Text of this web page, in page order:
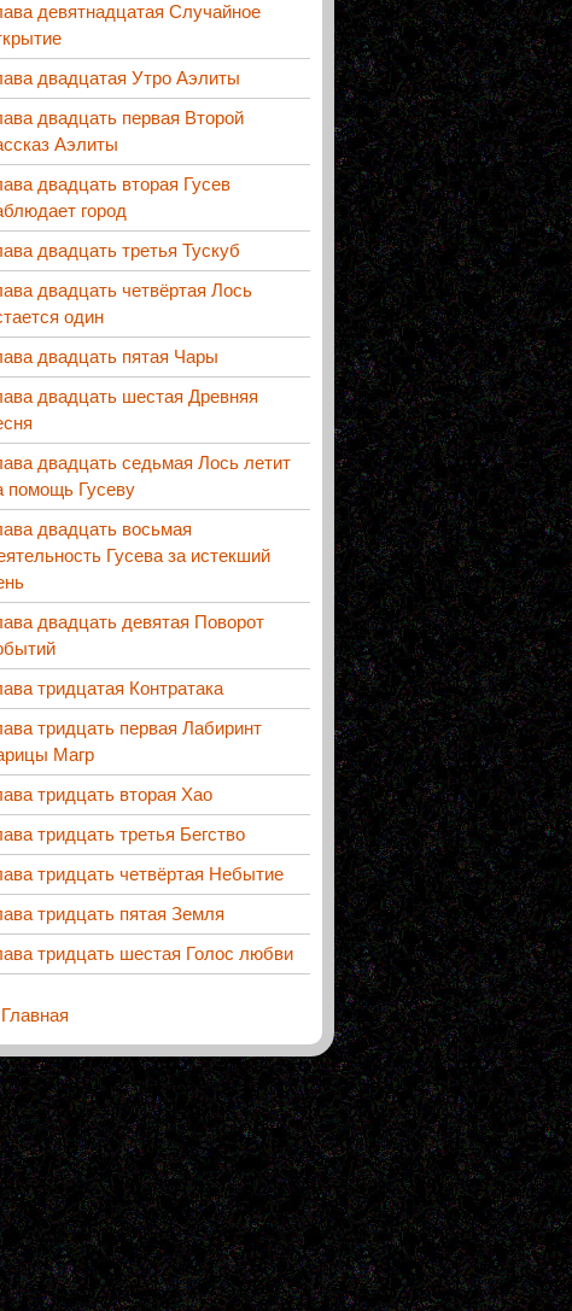
девятнадцатая Случайное
двадцатая Утро Аэлиты
двадцать первая Второй
Аэлиты
двадцать вторая Гусев
город
двадцать третья Тускуб
двадцать четвёртая Лось
один
двадцать пятая Чары
двадцать шестая Древняя
двадцать седьмая Лось летит
помощь Гусеву
двадцать восьмая
Гусева за истекший
двадцать девятая Поворот
тридцатая Контратака
тридцать первая Лабиринт
Магр
тридцать вторая Хао
тридцать третья Бегство
тридцать четвёртая Небытие
тридцать пятая Земля
тридцать шестая Голос любви
Главная